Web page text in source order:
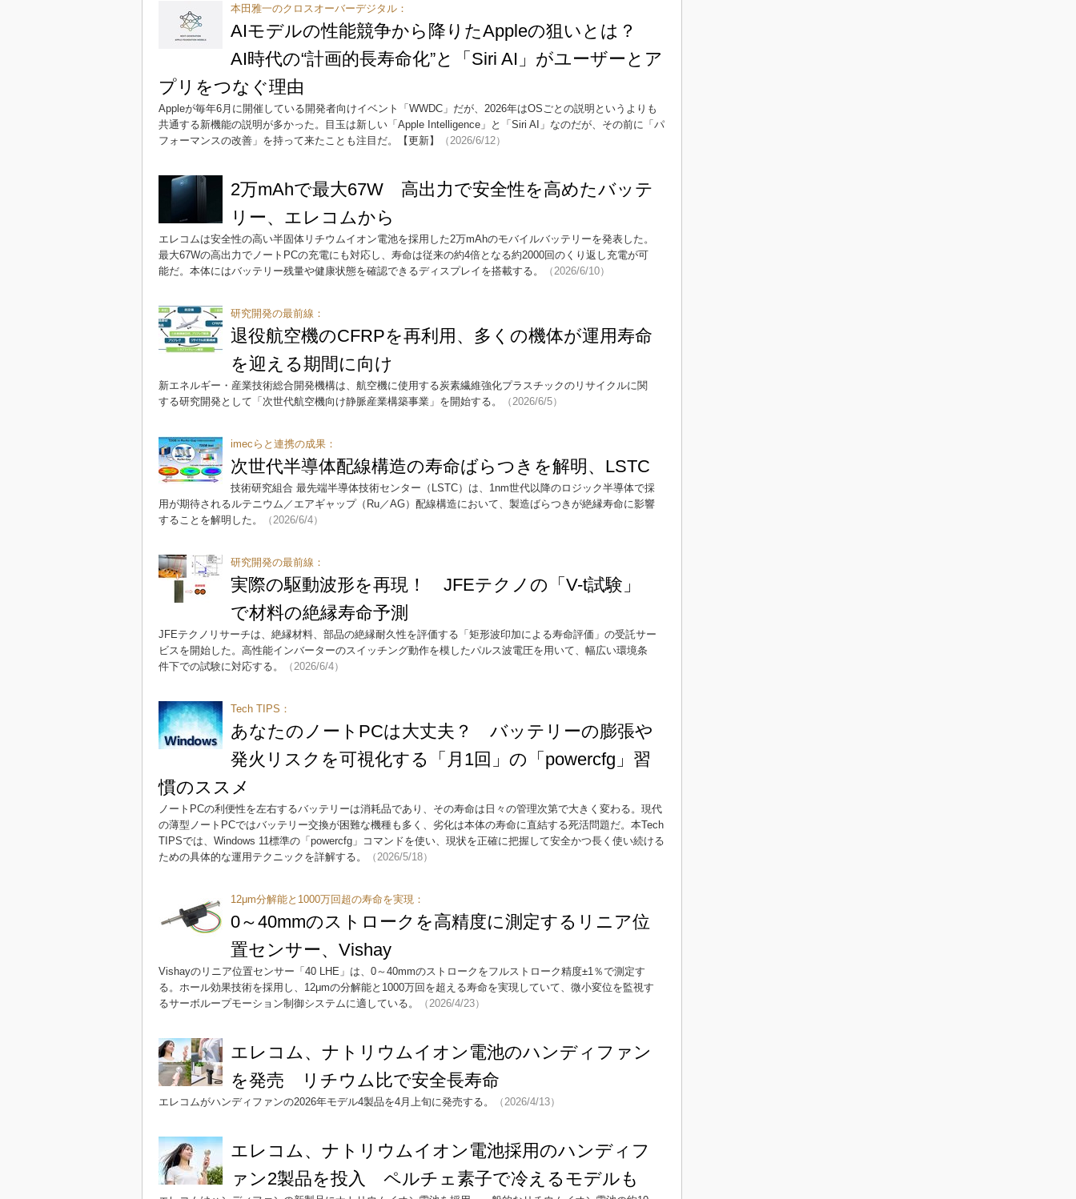
本田雅一のクロスオーバーデジタル：
AIモデルの性能競争から降りたAppleの狙いとは？
AI時代の“計画的長寿命化”と「Siri AI」がユーザーとア
プリをつなぐ理由
Appleが毎年6月に開催している開発者向けイベント「WWDC」だが、2026年はOSごとの説明というよりも
共通する新機能の説明が多かった。目玉は新しい「Apple Intelligence」と「Siri AI」なのだが、その前に「パ
フォーマンスの改善」を持って来たことも注目だ。【更新】
（2026/6/12）
2万mAhで最大67W 高出力で安全性を高めたバッテ
リー、エレコムから
エレコムは安全性の高い半固体リチウムイオン電池を採用した2万mAhのモバイルバッテリーを発表した。
最大67Wの高出力でノートPCの充電にも対応し、寿命は従来の約4倍となる約2000回のくり返し充電が可
能だ。本体にはバッテリー残量や健康状態を確認できるディスプレイを搭載する。
（2026/6/10）
研究開発の最前線：
退役航空機のCFRPを再利用、多くの機体が運用寿命
を迎える期間に向け
新エネルギー・産業技術総合開発機構は、航空機に使用する炭素繊維強化プラスチックのリサイクルに関
する研究開発として「次世代航空機向け静脈産業構築事業」を開始する。
（2026/6/5）
imecらと連携の成果：
次世代半導体配線構造の寿命ばらつきを解明、LSTC
技術研究組合 最先端半導体技術センター（LSTC）は、1nm世代以降のロジック半導体で採
用が期待されるルテニウム／エアギャップ（Ru／AG）配線構造において、製造ばらつきが絶縁寿命に影響
することを解明した。
（2026/6/4）
研究開発の最前線：
実際の駆動波形を再現！ JFEテクノの「V-t試験」
で材料の絶縁寿命予測
JFEテクノリサーチは、絶縁材料、部品の絶縁耐久性を評価する「矩形波印加による寿命評価」の受託サー
ビスを開始した。高性能インバーターのスイッチング動作を模したパルス波電圧を用いて、幅広い環境条
件下での試験に対応する。
（2026/6/4）
Tech TIPS：
あなたのノートPCは大丈夫？ バッテリーの膨張や
発火リスクを可視化する「月1回」の「powercfg」習
慣のススメ
ノートPCの利便性を左右するバッテリーは消耗品であり、その寿命は日々の管理次第で大きく変わる。現代
の薄型ノートPCではバッテリー交換が困難な機種も多く、劣化は本体の寿命に直結する死活問題だ。本Tech
TIPSでは、Windows 11標準の「powercfg」コマンドを使い、現状を正確に把握して安全かつ長く使い続ける
ための具体的な運用テクニックを詳解する。
（2026/5/18）
12μm分解能と1000万回超の寿命を実現：
0～40mmのストロークを高精度に測定するリニア位
置センサー、Vishay
Vishayのリニア位置センサー「40 LHE」は、0～40mmのストロークをフルストローク精度±1％で測定す
る。ホール効果技術を採用し、12μmの分解能と1000万回を超える寿命を実現していて、微小変位を監視す
るサーボループモーション制御システムに適している。
（2026/4/23）
エレコム、ナトリウムイオン電池のハンディファン
を発売 リチウム比で安全長寿命
エレコムがハンディファンの2026年モデル4製品を4月上旬に発売する。 （2026/4/13）
エレコム、ナトリウムイオン電池採用のハンディフ
ァン2製品を投入 ペルチェ素子で冷えるモデルも